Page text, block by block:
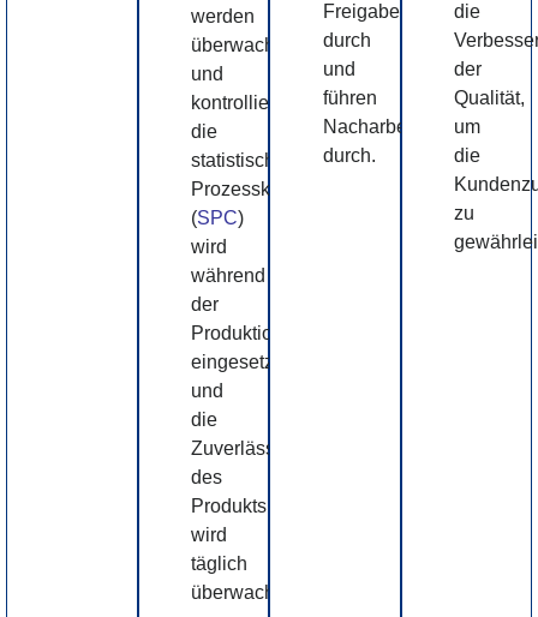
werden
überwacht
und
kontrolliert,
die
statistische
Prozesskontrolle
(SPC)
wird
während
der
Produktion
eingesetzt,
und
die
Zuverlässigkeit
des
Produkts
wird
täglich
überwacht.
Freigabepolitik
durch
und
führen
Nacharbeiten
durch.
die
der
Qualität,
um
die
zu